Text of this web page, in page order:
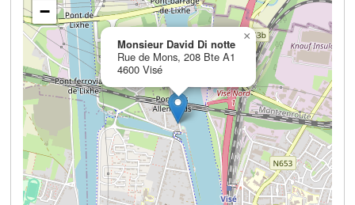
Monsieur David Di notte
Rue de Mons, 208 Bte A1
4600 Visé
×
−